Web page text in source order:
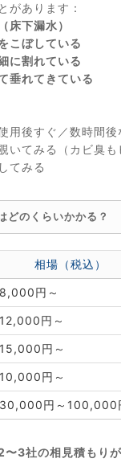
があります：
床下漏水）
こぼしている
に割れている
垂れてきている
用後すぐ／数時間後
いてみる（カビ臭も
てみる
どのくらいかかる？
相場（税込）
8,000円～
12,000円～
15,000円～
10,000円～
30,000円～100,000
〜3社の相見積もり